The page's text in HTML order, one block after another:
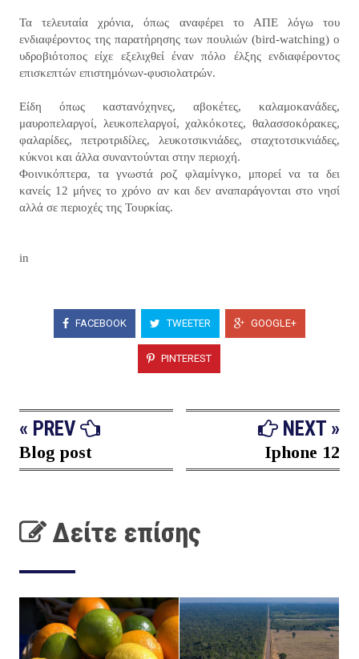
Τα τελευταία χρόνια, όπως αναφέρει το ΑΠΕ λόγω του
ενδιαφέροντος της παρατήρησης των πουλιών (bird-watching) ο
υδροβιότοπος είχε εξελιχθεί έναν πόλο έλξης ενδιαφέροντος
επισκεπτών επιστημόνων-φυσιολατρών.
Είδη όπως καστανόχηνες, αβοκέτες, καλαμοκανάδες,
μαυροπελαργοί, λευκοπελαργοί, χαλκόκοτες, θαλασσοκόρακες,
φαλαρίδες, πετροτριδίλες, λευκοτσικνιάδες, σταχτοτσικνιάδες,
κύκνοι και άλλα συναντούνται στην περιοχή.
Φοινικόπτερα, τα γνωστά ροζ φλαμίνγκο, μπορεί να τα δει
κανείς 12 μήνες το χρόνο αν και δεν αναπαράγονται στο νησί
αλλά σε περιοχές της Τουρκίας.
in
FACEBOOK TWEETER GOOGLE+
PINTEREST
« PREV
Blog post
NEXT »
Iphone 12
Δείτε επίσης